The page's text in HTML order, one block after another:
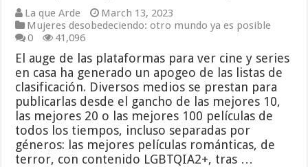
La que Arde
March 13, 2023
Mujeres desobedeciendo: otro mundo ya es posible
0
41,096
El auge de las plataformas para ver cine y series
en casa ha generado un apogeo de las listas de
clasificación. Diversos medios se prestan para
publicarlas desde el gancho de las mejores 10,
las mejores 20 o las mejores 100 películas de
todos los tiempos, incluso separadas por
géneros: las mejores películas románticas, de
terror, con contenido LGBTQIA2+, tras …